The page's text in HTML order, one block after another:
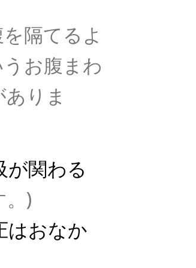
隔てるよ
お腹まわ
りま
が関わる
。)
はおなか